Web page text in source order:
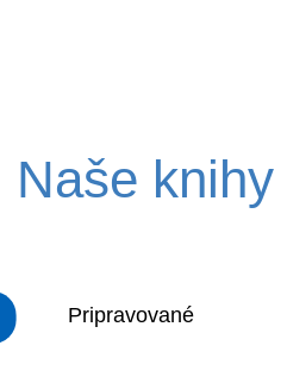
Naše knihy
Pripravované